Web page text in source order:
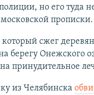
но его туда
московской прописки.
который сжег
берегу Онежского
принудительное
из Челябинска